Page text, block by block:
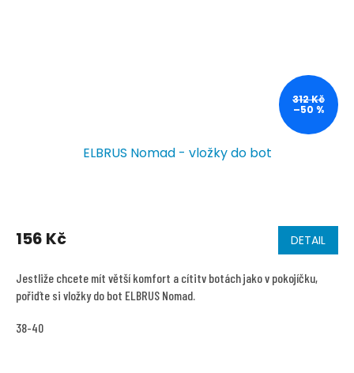
312 Kč
–50 %
ELBRUS Nomad - vložky do bot
156 Kč DETAIL
Jestliže chcete mít větší komfort a cítitv botách jako v pokojíčku,
pořiďte si vložky do bot ELBRUS Nomad.
38-40